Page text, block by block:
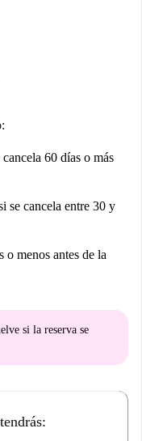
y acceder a
ubicación.
cancela 60 días o más
se cancela entre 30 y
o menos antes de la
si la reserva se